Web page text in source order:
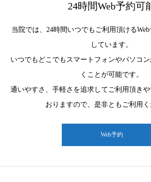
24時間Web予約可
当院では、24時間いつでもご利用頂ける
しています。
いつでもどこでもスマートフォンやパソコ
くことが可能です。
通いやすさ、手軽さを追求してご利用頂き
おりますので、是非ともご利用く
Web予約